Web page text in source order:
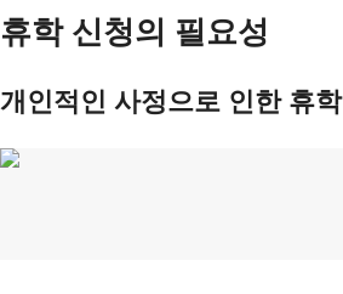
휴학 신청의 필요성
개인적인 사정으로 인한 휴학